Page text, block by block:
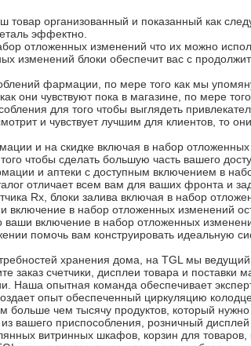
организованный и показанный как
эффектно.
отложенных изменений что их можно
изменений блоки обеспечит вас с
фармации, по мере того как мы
они чувствуют пока в магазине, по мере
для того чтобы выглядеть
и чувствует лучшим для клиентов, то
и на скидке включая в набор
чтобы сделать большую часть вашего
и аптеки с доступным включением в
отличает всем вам для ваших фронта и
Rx, блоки залива включая в набор
включение в набор отложенных изменений
ваши включение в набор отложенных
помочь вам конструировать идеальную
хранения дома, на TGL мы
счетчики, дисплеи товара и поставки
опытная команда обеспечивает
опыт обеспеченный циркуляцию
чем тысячу продуктов, который нужно
вашего приспособления, розничный
витринных шкафов, корзин для